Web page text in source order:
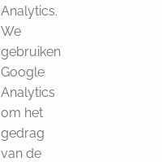
Analytics.
We
gebruiken
Google
Analytics
om het
gedrag
van de